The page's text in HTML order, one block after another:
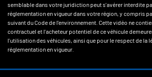
semblable dans votre juridiction peut s'avérer interdite
réglementation en vigueur dans votre région, y compris
suivant du Code de l'environnement. Cette vidéo ne
contractuel et l'acheteur potentiel de ce véhicule
l'utilisation des véhicules, ainsi que pour le respect de la
réglementation en vigueur.